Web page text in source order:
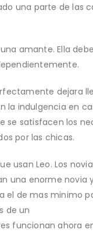
una parte de las
amante. Ella
dejara
la indulgencia en
se satisfacen los
por las chicas.
usan Leo. Los
una enorme novia
el de mas minimo
de un
funcionan ahora